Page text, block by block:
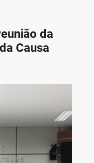
da
Causa